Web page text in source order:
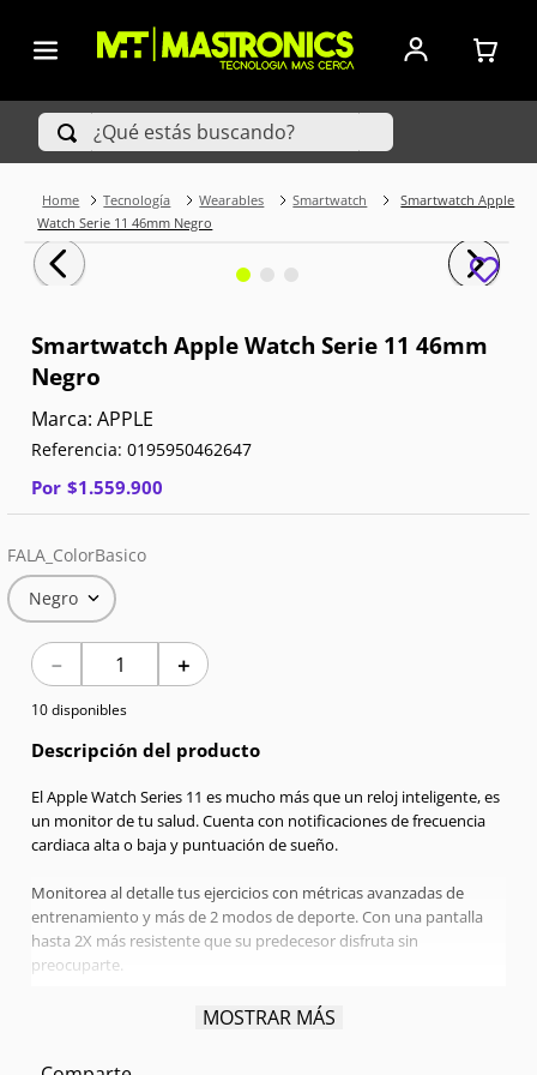
¿Qué estás buscando?
Tecnología Wearables Smartwatch
Smartwatch Apple
Watch Serie 11 46mm Negro
Smartwatch Apple Watch Serie 11 46mm
Negro
APPLE
Referencia: 0195950462647
Por $1.559.900
FALA_ColorBasico
Negro
＋
－
10 disponibles
Descripción del producto
El Apple Watch Series 11 es mucho más que un reloj inteligente, es
un monitor de tu salud. Cuenta con notificaciones de frecuencia
cardiaca alta o baja y puntuación de sueño.
Monitorea al detalle tus ejercicios con métricas avanzadas de
entrenamiento y más de 2 modos de deporte. Con una pantalla
hasta 2X más resistente que su predecesor disfruta sin
preocuparte.
46mm Retina LTPO3 OLED
Apple S10 Dual-core
MOSTRAR MÁS
TÉRMINOS MÁS BUSCADOS
1.
Iphone
3.
Celulares Samsung
4.
Televisores
5.
Red Magic
7.
Celulares
8.
Iphone 15 Pro Max
9.
Iphone 17
10. Audífonos